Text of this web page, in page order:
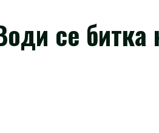
се битка